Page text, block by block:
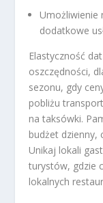
Umożliwienie
dodatkowe
Elastyczność
oszczędności,
sezonu, gdy
pobliżu
na taksówki.
budżet dzienny,
Unikaj lokali
turystów, gdzie
lokalnych